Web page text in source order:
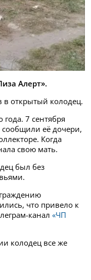
Алерт».
в открытый колодец.
7 сентября
сообщили её дочери,
Когда
свою мать.
был без
что привело к
канал «ЧП
колодец все же